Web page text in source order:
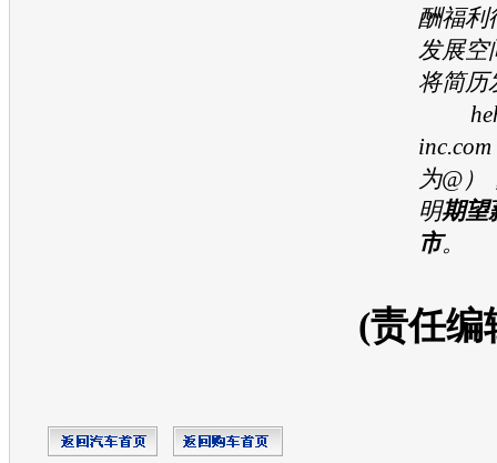
酬福利
发展空
将简历
为@）
明期望
市。
(责任编